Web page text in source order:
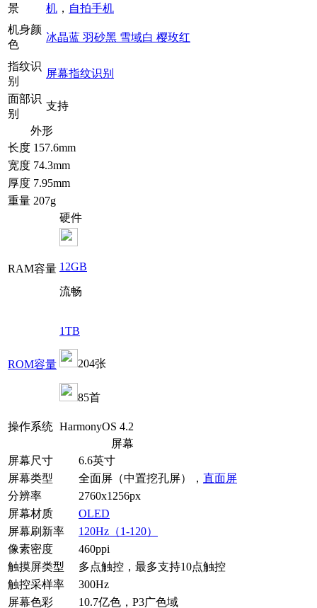
景
机 ， 自拍手机
机身颜
色
冰晶蓝 羽砂黑 雪域白 樱玫红
指纹识
别
屏幕指纹识别
面部识
别
支持
外形
长度 157.6mm
宽度 74.3mm
厚度 7.95mm
重量 207g
硬件
RAM容量 12GB
流畅
ROM容量
1TB
204张
85首
操作系统 HarmonyOS 4.2
屏幕
屏幕尺寸
6.6英寸
屏幕类型
全面屏（中置挖孔屏）， 直面屏
分辨率
2760x1256px
屏幕材质
OLED
屏幕刷新率
120Hz（1-120）
像素密度
460ppi
触摸屏类型
多点触控，最多支持10点触控
触控采样率
300Hz
屏幕色彩
10.7亿色，P3广色域